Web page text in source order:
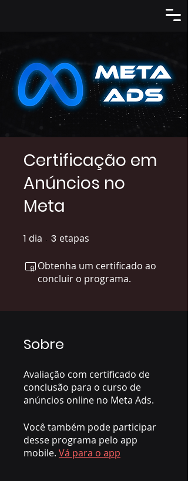
Certificação em
Anúncios no
Meta
1 dia 1 dia
3 etapas
Obtenha um certificado ao
concluir o programa.
Sobre
Avaliação com certificado de
conclusão para o curso de
anúncios online no Meta Ads.
Você também pode participar
desse programa pelo app
mobile. Vá para o app